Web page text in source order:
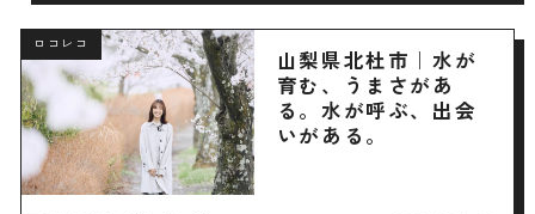
ロコレコ
山梨県北杜市｜水が
育む、うまさがあ
る。水が呼ぶ、出会
いがある。